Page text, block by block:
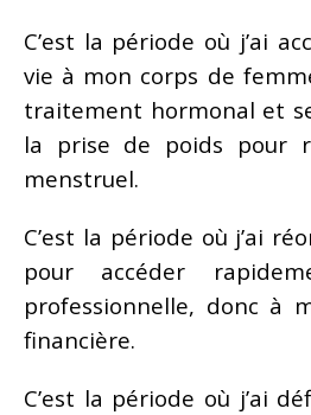
C’est la période où j’ai
vie à mon corps de
traitement hormonal et
la prise de poids pour
menstruel.
C’est la période où j’ai
pour accéder
professionnelle, donc à
financière.
C’est la période où j’ai